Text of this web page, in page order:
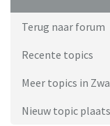
Terug naar forum
Recente topics
Meer topics in
Nieuw topic